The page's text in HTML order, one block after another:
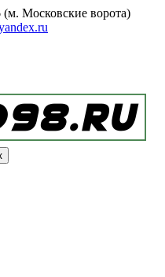
(м. Московские ворота)